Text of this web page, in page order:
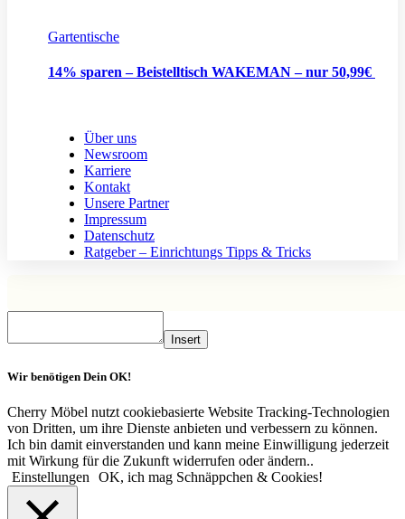
Gartentische
14% sparen – Beistelltisch WAKEMAN – nur 50,99€
Über uns
Newsroom
Karriere
Kontakt
Unsere Partner
Impressum
Datenschutz
Ratgeber – Einrichtungs Tipps & Tricks
Insert
Wir benötigen Dein OK!
Cherry Möbel nutzt cookiebasierte Website Tracking-Technologien
von Dritten, um ihre Dienste anbieten und verbessern zu können.
Ich bin damit einverstanden und kann meine Einwilligung jederzeit
mit Wirkung für die Zukunft widerrufen oder ändern..
Einstellungen
OK, ich mag Schnäppchen & Cookies!